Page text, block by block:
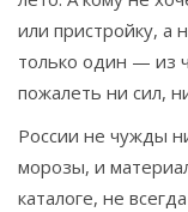
или пристройку, а
только один — из
пожалеть ни сил,
России не чужды
морозы, и
каталоге, не